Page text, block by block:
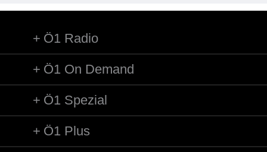
Ö1 Radio
Ö1 On Demand
Ö1 Spezial
Ö1 Plus